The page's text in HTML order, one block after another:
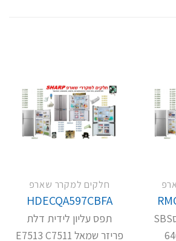
מאוורר ב.ליד מדחסSBS
חלקים למקרר שארפ
HDECQA597CBFA
תפס עליון לידית דלת
פריזר שמאל E7513 C7511